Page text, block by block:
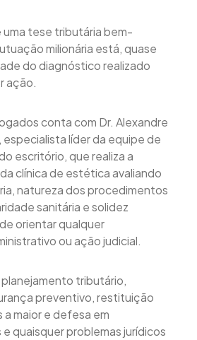
tese tributária bem-
milionária está, quase
do diagnóstico realizado
ação.
conta com Dr. Alexandre
especialista líder da equipe de
escritório, que realiza a
clínica de estética avaliando
natureza dos procedimentos
sanitária e solidez
orientar qualquer
ou ação judicial.
tributário,
preventivo, restituição
maior e defesa em
quaisquer problemas jurídicos